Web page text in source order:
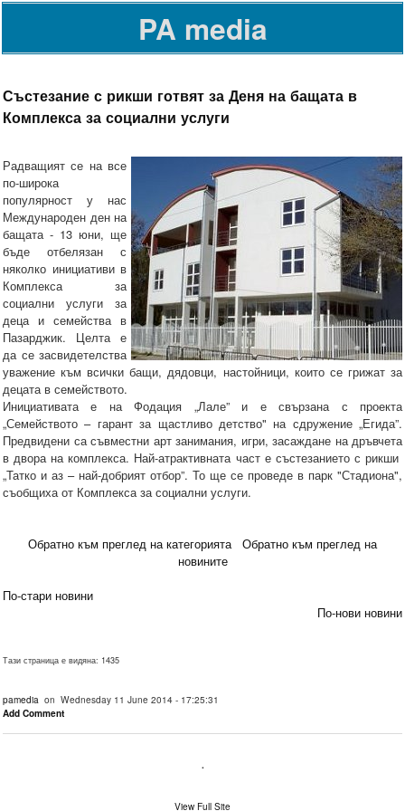
PA media
Състезание с рикши готвят за Деня на бащата в
Комплекса за социални услуги
Радващият се на все
по-широка
популярност у нас
Международен ден на
бащата - 13 юни, ще
бъде отбелязан с
няколко инициативи в
Комплекса за
социални услуги за
деца и семейства в
Пазарджик. Целта е
да се засвидетелства
уважение към всички бащи, дядовци, настойници, които се грижат за
децата в семейството.
Инициативата е на Фодация „Лале” и е свързана с проекта
„Семейството – гарант за щастливо детство" на сдружение „Егида”.
Предвидени са съвместни арт занимания, игри, засаждане на дръвчета
в двора на комплекса. Най-атрактивната част е състезанието с рикши
„Татко и аз – най-добрият отбор”. То ще се проведе в парк "Стадиона",
съобщиха от Комплекса за социални услуги.
Обратно към преглед на категорията
Обратно към преглед на
новините
По-стари новини
По-нови новини
Тази страница е видяна: 1435
pamedia on Wednesday 11 June 2014 - 17:25:31
Add Comment
.
View Full Site